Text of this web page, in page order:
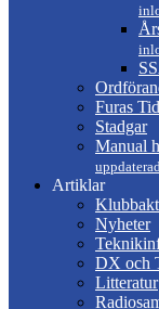
Furas
Stadgar
Manual
Artiklar
Nyheter
DX och
Litteratur